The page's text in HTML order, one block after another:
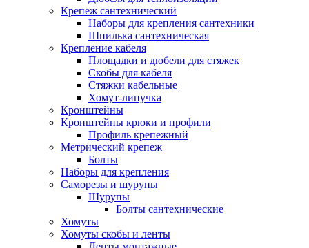
Крепеж сантехнический
Наборы для крепления сантехники
Шпилька сантехническая
Крепление кабеля
Площадки и дюбели для стяжек
Скобы для кабеля
Стяжки кабельные
Хомут-липучка
Кронштейны
Кронштейны крюки и профили
Профиль крепежный
Метрический крепеж
Болты
Наборы для крепления
Саморезы и шурупы
Шурупы
Болты сантехнические
Хомуты
Хомуты скобы и ленты